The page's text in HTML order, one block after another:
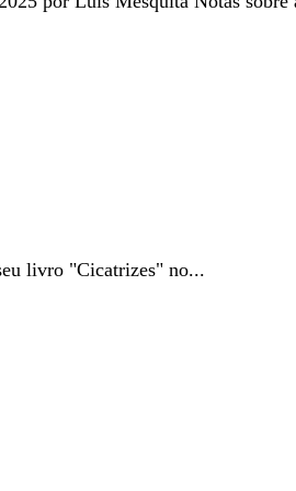
livro "Cicatrizes" no...